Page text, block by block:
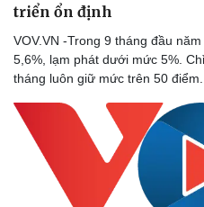
Nhi khoa
Làm đẹp - giảm cân
Phòng mạch online
Ăn sạch sống khỏe
triển ổn định
VOV.VN -Trong 9 tháng đầu
5,6%, lạm phát dưới mức 5%.
tháng luôn giữ mức trên 50 điểm.